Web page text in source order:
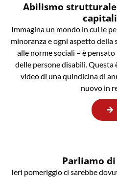
Abilismo
Immagina un mondo in cui le
minoranza e ogni aspetto della
alle norme sociali – è
delle persone disabili. Questa
video di una quindicina di
nuovo in
Parliamo
Ieri pomeriggio ci sarebbe